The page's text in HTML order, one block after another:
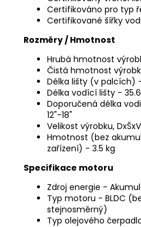
Certifikováno pro typ
Certifikované šířky
Rozměry / Hmotnost
Hrubá hmotnost
Čistá hmotnost
Délka lišty (v palcích)
Délka vodící lišty -
Doporučená délka
12"-18"
Velikost výrobku,
Hmotnost (bez
zařízení) - 3.5 kg
Specifikace motoru
Zdroj energie -
Typ motoru - BLDC
stejnosměrný)
Typ olejového